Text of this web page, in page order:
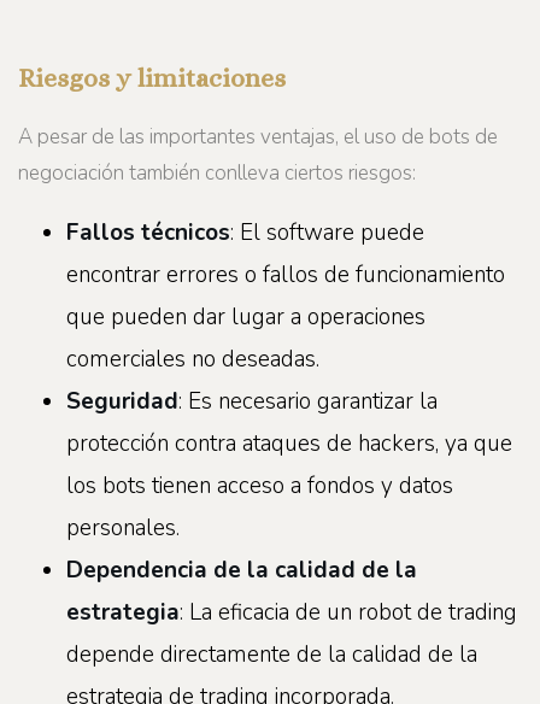
Riesgos y limitaciones
A pesar de las importantes ventajas, el uso de bots de
negociación también conlleva ciertos riesgos:
Fallos técnicos: El software puede
encontrar errores o fallos de funcionamiento
que pueden dar lugar a operaciones
comerciales no deseadas.
Seguridad: Es necesario garantizar la
protección contra ataques de hackers, ya que
los bots tienen acceso a fondos y datos
personales.
Dependencia de la calidad de la
estrategia: La eficacia de un robot de trading
depende directamente de la calidad de la
estrategia de trading incorporada.